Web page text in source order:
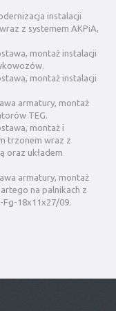
instalacji
z systemem AKPiA,
montaż instalacji
montaż instalacji
armatury, montaż
TEG.
montaż i
trzonem wraz z
oraz układem
armatury, montaż
na palnikach z
Fg-18x11x27/09.